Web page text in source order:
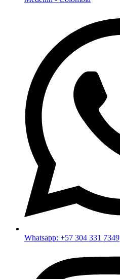
Whatsapp: +57 304 331 7349